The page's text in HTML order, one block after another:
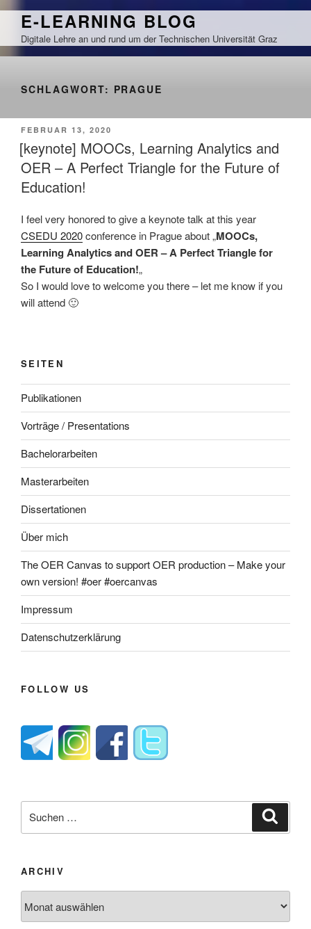
Zum
springen
E-LEARNING BLOG
Digitale Lehre an und rund um der Technischen Universität Graz
SCHLAGWORT: PRAGUE
VERÖFFENTLICHT
AM
FEBRUAR 13, 2020
[keynote] MOOCs, Learning Analytics and
OER – A Perfect Triangle for the Future of
Education!
I feel very honored to give a keynote talk at this year
CSEDU 2020conference in Prague about „MOOCs,
Learning Analytics and OER – A Perfect Triangle for
the Future of Education!„
So I would love to welcome you there – let me know if you
will attend 🙂
SEITEN
Publikationen
Vorträge / Presentations
Bachelorarbeiten
Masterarbeiten
Dissertationen
Über mich
The OER Canvas to support OER production – Make your
own version! #oer #oercanvas
Impressum
Datenschutzerklärung
FOLLOW US
nach:
ARCHIV